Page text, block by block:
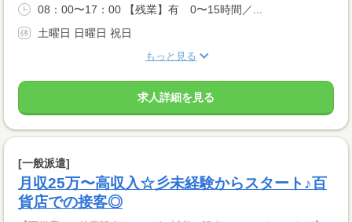
08：00〜17：00 【残業】有 0〜15時間／...
土曜日 日曜日 祝日
もっと見る
求人詳細を見る
[一般派遣]
月収25万〜高収入☆彡未経験からスタート♪百
貨店での接客◎